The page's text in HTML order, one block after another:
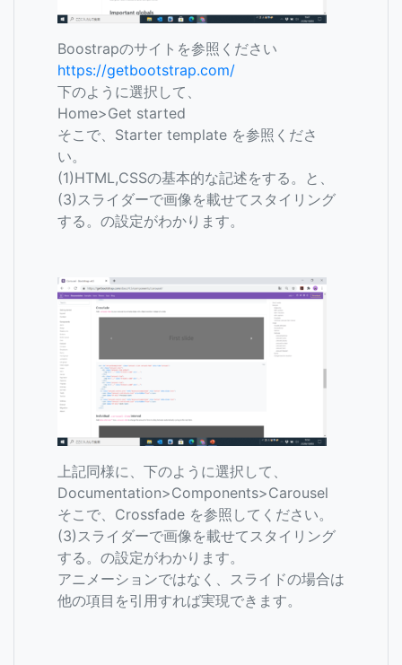
Boostrapのサイトを参照ください
https://getbootstrap.com/
下のように選択して、
Home>Get started
そこで、Starter template を参照くださ
い。
(1)HTML,CSSの基本的な記述をする。と、
(3)スライダーで画像を載せてスタイリング
する。の設定がわかります。
上記同様に、下のように選択して、
Documentation>Components>Carousel
そこで、Crossfade を参照してください。
(3)スライダーで画像を載せてスタイリング
する。の設定がわかります。
アニメーションではなく、スライドの場合は
他の項目を引用すれば実現できます。